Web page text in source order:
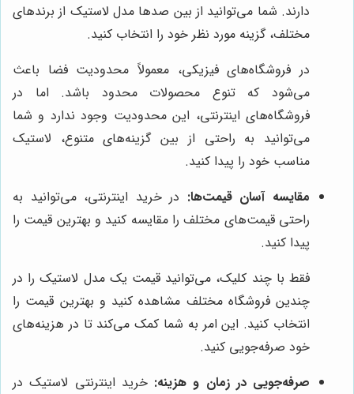
دارند. شما می‌توانید از بین صدها مدل لاستیک از برندهای
مختلف، گزینه مورد نظر خود را انتخاب کنید.
در فروشگاه‌های فیزیکی، معمولاً محدودیت فضا باعث
می‌شود که تنوع محصولات محدود باشد. اما در
فروشگاه‌های اینترنتی، این محدودیت وجود ندارد و شما
می‌توانید به راحتی از بین گزینه‌های متنوع، لاستیک
مناسب خود را پیدا کنید.
مقایسه آسان قیمت‌ها: در خرید اینترنتی، می‌توانید به
راحتی قیمت‌های مختلف را مقایسه کنید و بهترین قیمت را
پیدا کنید.
فقط با چند کلیک، می‌توانید قیمت یک مدل لاستیک را در
چندین فروشگاه مختلف مشاهده کنید و بهترین قیمت را
انتخاب کنید. این امر به شما کمک می‌کند تا در هزینه‌های
خود صرفه‌جویی کنید.
صرفه‌جویی در زمان و هزینه: خرید اینترنتی لاستیک در